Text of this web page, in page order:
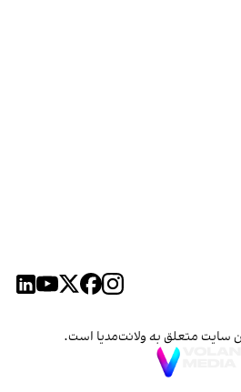
سایت متعلق به ولانت‌مدیا است.